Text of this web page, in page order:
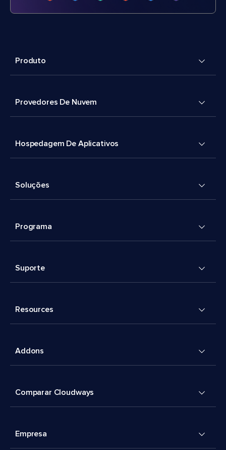
Produto
Provedores De Nuvem
Hospedagem De Aplicativos
Soluções
Programa
Suporte
Resources
Addons
Comparar Cloudways
Empresa